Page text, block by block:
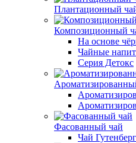
Плантационный
Композиционный
На основе
Чайные
Серия Детокс
Фасованный чай
Чай